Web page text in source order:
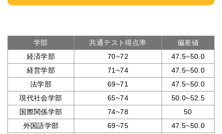
学部 共通テスト得点率
偏差値
経済学部
70~72
47.5~50.0
経営学部
71~74
47.5~50.0
法学部
69~71
47.5~50.0
現代社会学部
65~74
50.0~52.5
国際関係学部
74~78
50
外国語学部
69~75
47.5~50.0